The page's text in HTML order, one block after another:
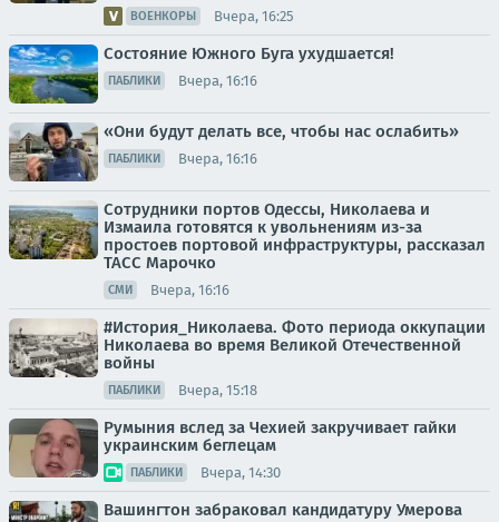
ВОЕНКОРЫ Вчера, 16:25
Состояние Южного Буга ухудшается!
ПАБЛИКИ Вчера, 16:16
«Они будут делать все, чтобы нас ослабить»
ПАБЛИКИ Вчера, 16:16
Сотрудники портов Одессы, Николаева и
Измаила готовятся к увольнениям из-за
простоев портовой инфраструктуры, рассказал
ТАСС Марочко
СМИ Вчера, 16:16
#История_Николаева. Фото периода оккупации
Николаева во время Великой Отечественной
войны
ПАБЛИКИ Вчера, 15:18
Румыния вслед за Чехией закручивает гайки
украинским беглецам
ПАБЛИКИ Вчера, 14:30
Вашингтон забраковал кандидатуру Умерова